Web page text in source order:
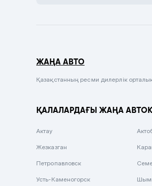
Сиреневый металлик
Вишневый
ЖАҢА АВТО
Қазақстанның ресми дилерлік
ҚАЛАЛАРДАҒЫ ЖАҢА
Актау
Жезказган
Петропавловск
Усть-Каменогорск